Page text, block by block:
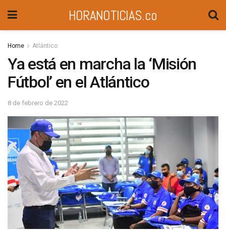
HORANOTICIAS.co
Home Atlántico
Ya está en marcha la ‘Misión
Fútbol’ en el Atlántico
8 de febrero de 2022